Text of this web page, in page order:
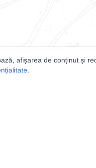
afișarea de conținut și